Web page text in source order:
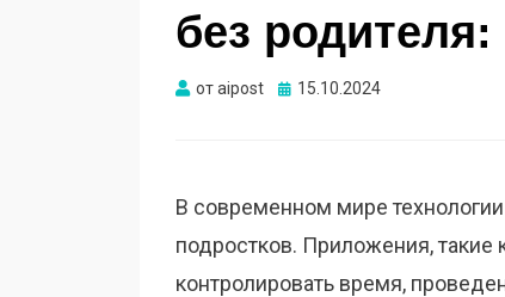
без
отaipost Опубликовано
15.10.2024
В современном мире
подростков. Приложения, такие
контролировать время,